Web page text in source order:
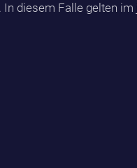
diesem Falle gelten